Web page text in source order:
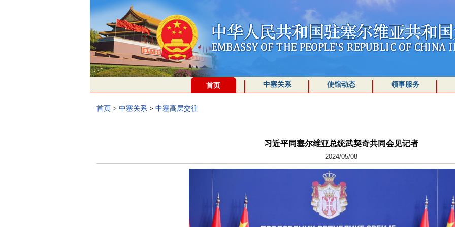
首页 中塞关系 使馆动态 领事服务
首页 > 中塞关系 > 中塞高层交往
习近平同塞尔维亚总统武契奇共同会见记者
2024/05/08